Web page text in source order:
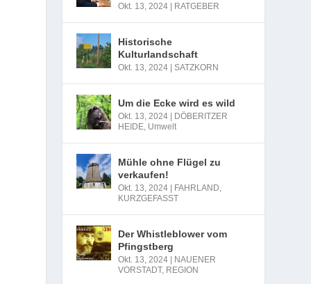
Okt. 13, 2024 RATGEBER
Historische
Kulturlandschaft
Okt. 13, 2024 |SATZKORN
Um die Ecke wird es wild
Okt. 13, 2024
DÖBERITZER
HEIDE, Umwelt
Mühle ohne Flügel zu
verkaufen!
Okt. 13, 2024 FAHRLAND,
KURZGEFASST
Der Whistleblower vom
Pfingstberg
Okt. 13, 2024
NAUENER
VORSTADT, REGION